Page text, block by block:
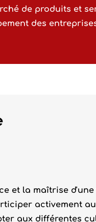
de produits et
des
et la maîtrise
activement
aux différentes